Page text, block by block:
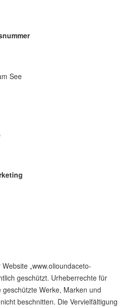
See
„www.olioundaceto-
geschützt. Urheberrechte für
Werke, Marken und
beschnitten. Die Vervielfältigung